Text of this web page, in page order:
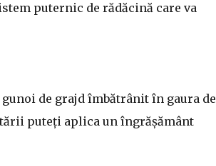
puternic de rădăcină care va
de grajd îmbătrânit în gaura de
puteți aplica un îngrășământ